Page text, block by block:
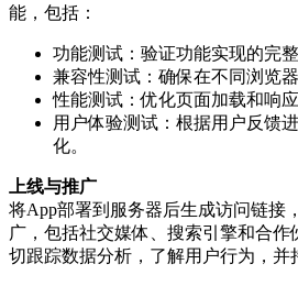
能，包括：
功能测试：验证功能实现的完整
兼容性测试：确保在不同浏览
性能测试：优化页面加载和响
用户体验测试：根据用户反馈
化。
上线与推广
将App部署到服务器后生成访问链接
广，包括社交媒体、搜索引擎和合
切跟踪数据分析，了解用户行为，并